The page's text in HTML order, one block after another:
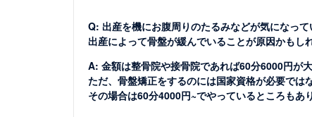
Q: 出産を機にお腹周りのたるみなどが気になって
出産によって骨盤が緩んでいることが原因かも
A: 金額は整骨院や接骨院であれば60分6000円が
ただ、骨盤矯正をするのには国家資格が必要では
その場合は60分4000円~でやっているところもあ